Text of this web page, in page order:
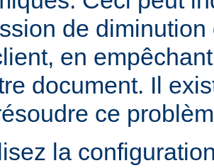
de
en
document. Il
ce
la